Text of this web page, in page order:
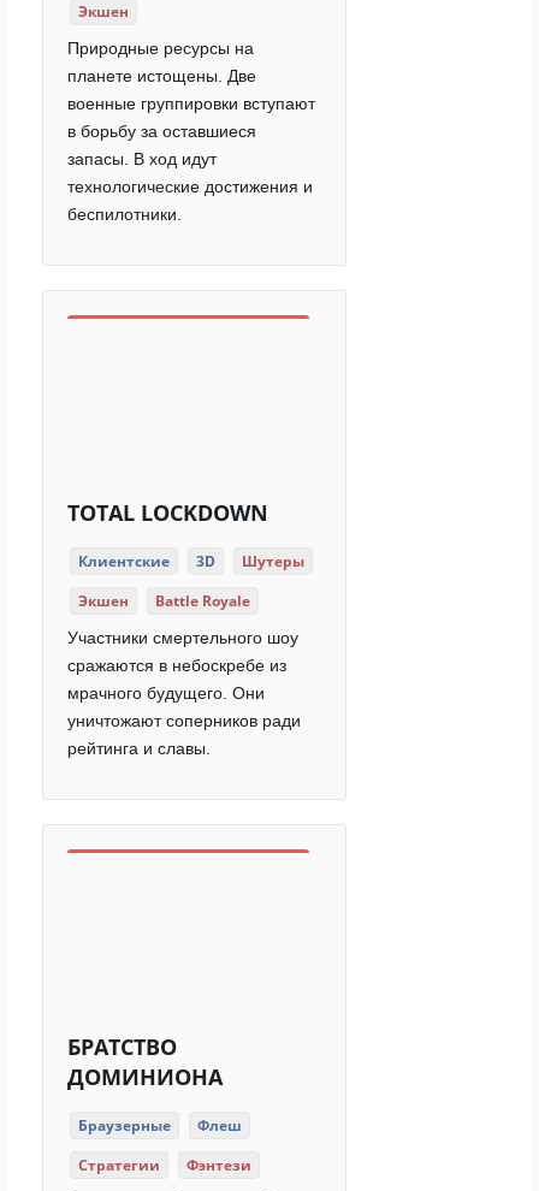
Экшен
Природные ресурсы на
планете истощены. Две
военные группировки вступают
в борьбу за оставшиеся
запасы. В ход идут
технологические достижения и
беспилотники.
TOTAL LOCKDOWN
Клиентские 3D
Шутеры
Экшен
Battle Royale
Участники смертельного шоу
сражаются в небоскребе из
мрачного будущего. Они
уничтожают соперников ради
рейтинга и славы.
БРАТСТВО
ДОМИНИОНА
Браузерные
Флеш
Стратегии
Фэнтези